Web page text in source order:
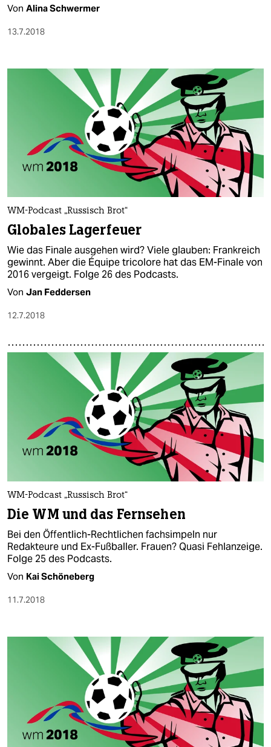
Von Alina Schwermer
13.7.2018
WM-Podcast „Russisch Brot“
Globales Lagerfeuer
Wie das Finale ausgehen wird? Viele glauben: Frankreich
gewinnt. Aber die Équipe tricolore hat das EM-Finale von
2016 vergeigt. Folge 26 des Podcasts.
Von Jan Feddersen
12.7.2018
WM-Podcast „Russisch Brot“
Die WM und das Fernsehen
Bei den Öffentlich-Rechtlichen fachsimpeln nur
Redakteure und Ex-Fußballer. Frauen? Quasi Fehlanzeige.
Folge 25 des Podcasts.
Von Kai Schöneberg
11.7.2018